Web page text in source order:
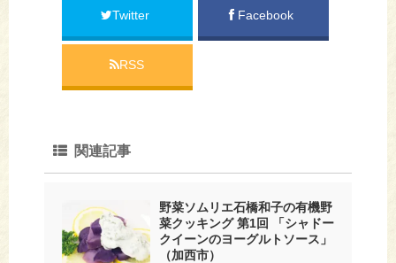
Twitter Facebook
RSS
関連記事
野菜ソムリエ石橋和子の有機野
菜クッキング 第1回 「シャドー
クイーンのヨーグルトソース」
（加西市）